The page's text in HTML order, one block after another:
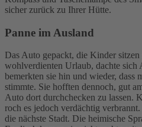
sicher zurück zu Ihrer Hütte.
Panne im Ausland
Das Auto gepackt, die Kinder
wohlverdienten Urlaub, dachte sich
bemerkten sie hin und wieder, dass
stimmte. Sie hofften dennoch, gut
Auto dort durchchecken zu lassen.
roch es jedoch verdächtig
die nächste Stadt. Die heimische